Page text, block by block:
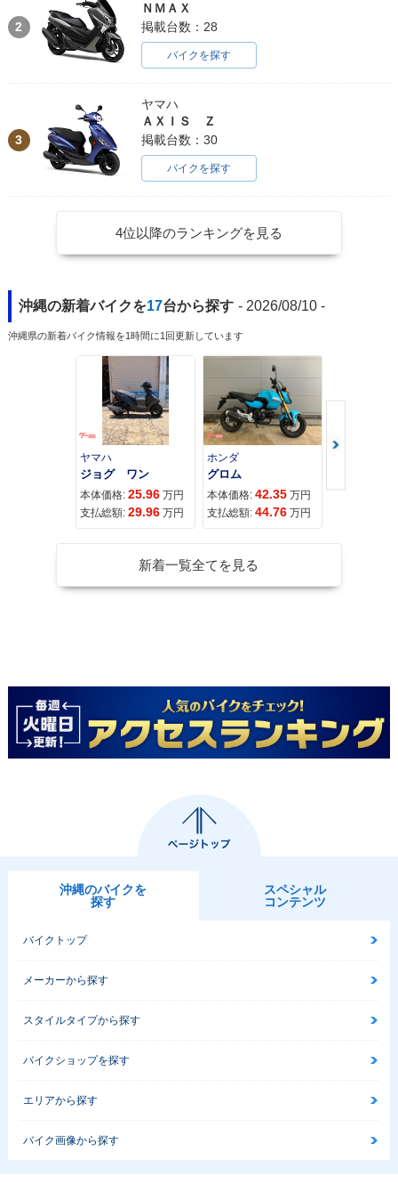
2
ＮＭＡＸ
掲載台数：28
バイクを探す
3
ヤマハ
ＡＸＩＳ Ｚ
掲載台数：30
バイクを探す
4位以降のランキングを見る
沖縄の新着バイクを17台から探す - 2026/08/10 -
沖縄県の新着バイク情報を1時間に1回更新しています
ヤマハ
ジョグ ワン
本体価格: 25.96 万円
支払総額: 29.96 万円
ホンダ
グロム
本体価格: 42.35 万円
支払総額: 44.76 万円
新着一覧全てを見る
沖縄のバイクを
探す
スペシャル
コンテンツ
バイクトップ
メーカーから探す
スタイルタイプから探す
バイクショップを探す
エリアから探す
バイク画像から探す